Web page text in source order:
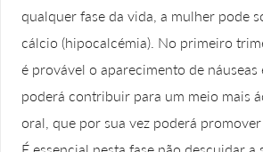
qualquer fase da vida, a mulher pode
cálcio (hipocalcémia). No primeiro
é provável o aparecimento de
poderá contribuir para um meio mais
oral, que por sua vez poderá